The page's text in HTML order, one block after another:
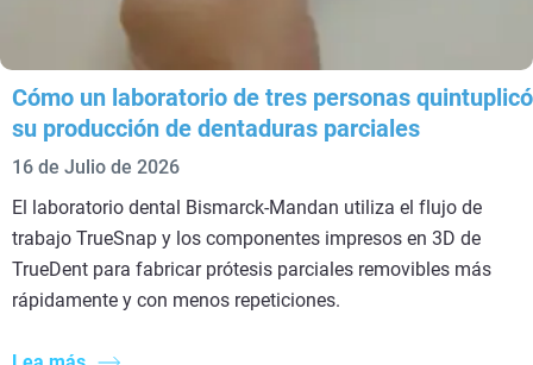
Cómo un laboratorio de tres personas quintuplicó
su producción de dentaduras parciales
16 de Julio de 2026
El laboratorio dental Bismarck-Mandan utiliza el flujo de
trabajo TrueSnap y los componentes impresos en 3D de
TrueDent para fabricar prótesis parciales removibles más
rápidamente y con menos repeticiones.